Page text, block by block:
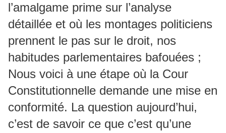
l’amalgame prime sur l’analyse
détaillée et où les montages politiciens
prennent le pas sur le droit, nos
habitudes parlementaires bafouées ;
Nous voici à une étape où la Cour
Constitutionnelle demande une mise en
conformité. La question aujourd’hui,
c’est de savoir ce que c’est qu’une